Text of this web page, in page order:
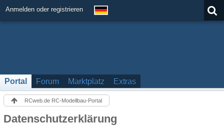
Anmelden oder registrieren
Portal Forum Marktplatz Extras
RCweb.de RC-Modellbau-Portal
Datenschutzerklärung